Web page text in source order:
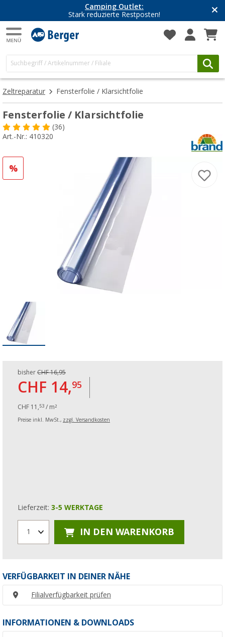
Camping Outlet:
Stark reduzierte Restposten!
Zeltreparatur Fensterfolie / Klarsichtfolie
Fensterfolie / Klarsichtfolie
(36)
Art.-Nr.: 410320
%
bisher CHF 16,95
CHF 14,95
CHF 11, 53 / m²
Preise inkl. MwSt., zzgl. Versandkosten
Lieferzeit: 3-5 WERKTAGE
1 IN DEN WARENKORB
VERFÜGBARKEIT IN DEINER NÄHE
Filialverfügbarkeit prüfen
INFORMATIONEN & DOWNLOADS